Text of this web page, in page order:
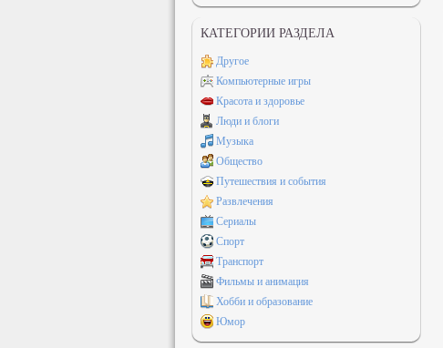
КАТЕГОРИИ РАЗДЕЛА
Другое
Компьютерные игры
Красота и здоровье
Люди и блоги
Музыка
Общество
Путешествия и события
Развлечения
Сериалы
Спорт
Транспорт
Фильмы и анимация
Хобби и образование
Юмор